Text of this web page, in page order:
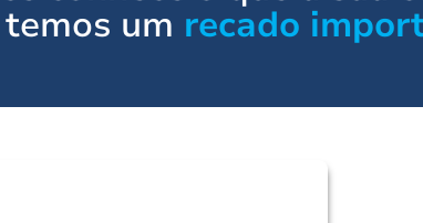
um recado